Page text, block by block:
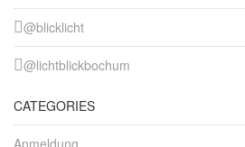
@blicklicht
@lichtblickbochum
CATEGORIES